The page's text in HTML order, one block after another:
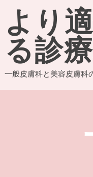
content
より
る診
一般皮膚科と美容皮膚科